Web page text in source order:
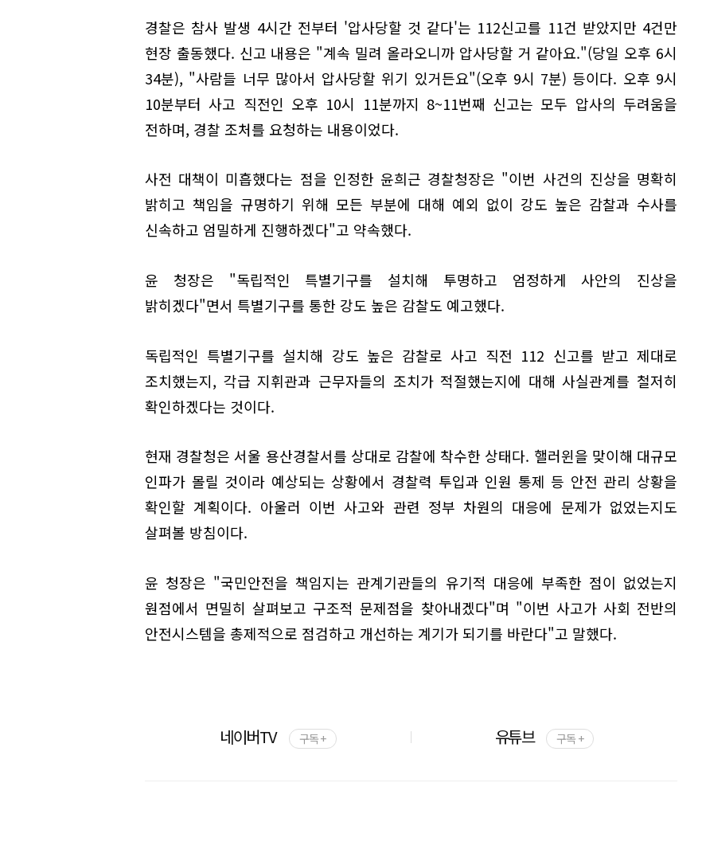
경찰은 참사 발생 4시간 전부터 '압사당할 것 같다'는 112신고를 11건 받았지만 4건만
현장 출동했다. 신고 내용은 "계속 밀려 올라오니까 압사당할 거 같아요."(당일 오후 6시
34분), "사람들 너무 많아서 압사당할 위기 있거든요"(오후 9시 7분) 등이다. 오후 9시
10분부터 사고 직전인 오후 10시 11분까지 8~11번째 신고는 모두 압사의 두려움을
전하며, 경찰 조처를 요청하는 내용이었다.
사전 대책이 미흡했다는 점을 인정한 윤희근 경찰청장은 "이번 사건의 진상을 명확히
밝히고 책임을 규명하기 위해 모든 부분에 대해 예외 없이 강도 높은 감찰과 수사를
신속하고 엄밀하게 진행하겠다"고 약속했다.
윤 청장은 "독립적인 특별기구를 설치해 투명하고 엄정하게 사안의 진상을
밝히겠다"면서 특별기구를 통한 강도 높은 감찰도 예고했다.
독립적인 특별기구를 설치해 강도 높은 감찰로 사고 직전 112 신고를 받고 제대로
조치했는지, 각급 지휘관과 근무자들의 조치가 적절했는지에 대해 사실관계를 철저히
확인하겠다는 것이다.
현재 경찰청은 서울 용산경찰서를 상대로 감찰에 착수한 상태다. 핼러윈을 맞이해 대규모
인파가 몰릴 것이라 예상되는 상황에서 경찰력 투입과 인원 통제 등 안전 관리 상황을
확인할 계획이다. 아울러 이번 사고와 관련 정부 차원의 대응에 문제가 없었는지도
살펴볼 방침이다.
윤 청장은 "국민안전을 책임지는 관계기관들의 유기적 대응에 부족한 점이 없었는지
원점에서 면밀히 살펴보고 구조적 문제점을 찾아내겠다"며 "이번 사고가 사회 전반의
안전시스템을 총제적으로 점검하고 개선하는 계기가 되기를 바란다"고 말했다.
네이버TV 구독 + 유튜브 구독 +